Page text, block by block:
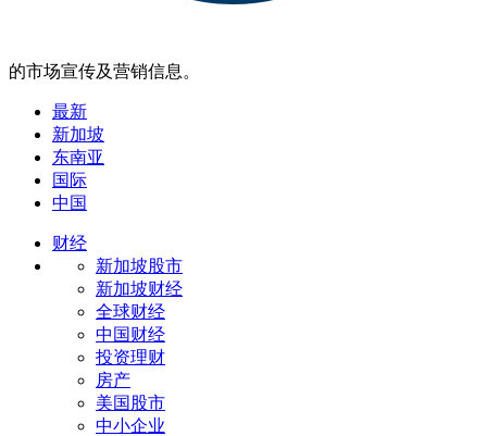
的市场宣传及营销信息。
最新
新加坡
东南亚
国际
中国
财经
新加坡股市
新加坡财经
全球财经
中国财经
投资理财
房产
美国股市
中小企业